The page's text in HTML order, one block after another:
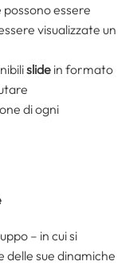
possono essere
visualizzate un
slide in formato
di ogni
– in cui si
delle sue dinamiche